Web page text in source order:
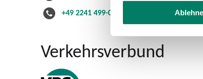
+49 2241 499-0
Verkehrsverbund